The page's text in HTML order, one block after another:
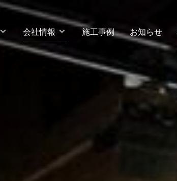
会社情報 施工事例 お知らせ